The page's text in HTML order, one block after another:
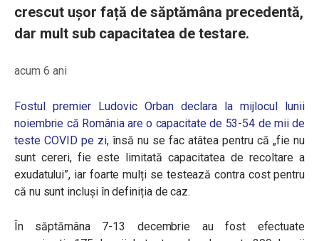
crescut ușor față de săptămâna precedentă,
dar mult sub capacitatea de testare.
acum 6 ani
Fostul premier Ludovic Orban declara la mijlocul lunii
noiembrie că România are o capacitate de 53-54 de mii de
teste COVID pe zi, însă nu se fac atâtea pentru că „fie nu
sunt cereri, fie este limitată capacitatea de recoltare a
exudatului”, iar foarte mulți se testează contra cost pentru
că nu sunt incluși în definiția de caz.
În săptămâna 7-13 decembrie au fost efectuate